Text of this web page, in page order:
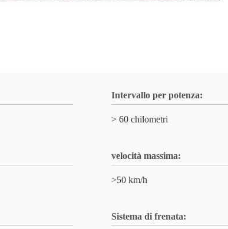
Intervallo per potenza:
> 60 chilometri
velocità massima:
>50 km/h
Sistema di frenata: